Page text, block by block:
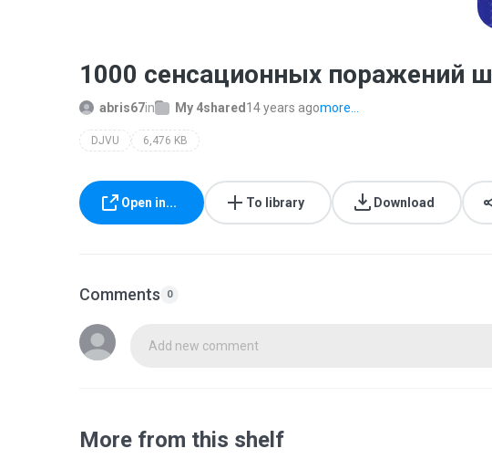
1000 сенсационных поражений
abris67in My 4shared 14 years agomore...
DJVU 6,476 KB
Open in... To library Download
Comments 0
Add new comment
More from this shelf